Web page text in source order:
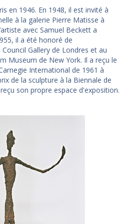
en 1946. En 1948, il est invité à
à la galerie Pierre Matisse à
avec Samuel Beckett a
il a été honoré de
Gallery de Londres et au
Museum de New York. Il a reçu le
International de 1961 à
de la sculpture à la Biennale de
son propre espace d'exposition.